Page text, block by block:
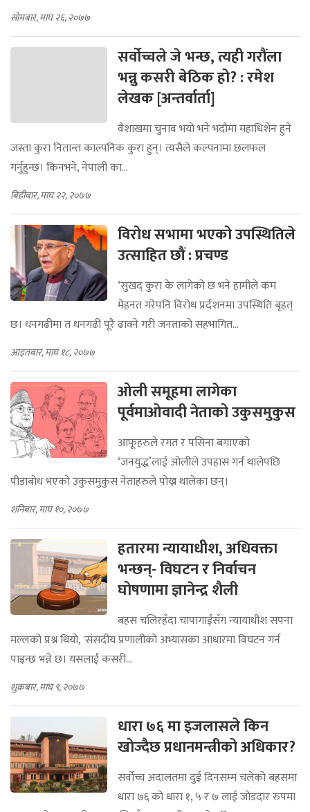
सोमबार, माघ २६, २०७७
सर्वोच्चले जे भन्छ, त्यही गरौंला
भन्नु कसरी बेठिक हो? : रमेश
लेखक [अन्तर्वार्ता]
वैशाखमा चुनाव भयो भने भदौमा महाधिशेन हुने
जस्ता कुरा नितान्त काल्पनिक कुरा हुन्। त्यसैले कल्पनामा छलफल
गर्नुहुन्छ। किनभने, नेपाली का...
बिहीबार, माघ २२, २०७७
विरोध सभामा भएको उपस्थितिले
उत्साहित छौं : प्रचण्ड
‘सुखद् कुरा के लागेको छ भने हामीले कम
मेहनत गरेपनि विरोध प्रर्दशनमा उपस्थिति बृहत्
छ। धनगढीमा त धनगढी पूरै ढाक्ने गरी जनताको सहभागित...
आइतबार, माघ १८, २०७७
ओली समूहमा लागेका
पूर्वमाओवादी नेताको उकुसमुकुस
आफूहरुले रगत र पसिना बगाएको
‘जनयुद्ध’लाई ओलीले उपहास गर्न थालेपछि
पीडाबोध भएको उकुसमुकुस नेताहरुले पोख्न थालेका छन्।
शनिबार, माघ १०, २०७७
हतारमा न्यायाधीश, अधिवक्ता
भन्छन्- विघटन र निर्वाचन
घोषणामा ज्ञानेन्द्र शैली
बहस चलिरहँदा चापागाईंसँग न्यायाधीश सपना
मल्लको प्रश्न थियो, 'संसदीय प्रणालीको अभ्यासका आधारमा विघटन गर्न
पाइन्छ भन्ने छ। यसलाई कसरी...
शुक्रबार, माघ ९, २०७७
धारा ७६ मा इजलासले किन
खोज्दैछ प्रधानमन्त्रीको अधिकार?
सर्वोच्च अदालतमा दुई दिनसम्म चलेको बहसमा
धारा ७६ को धारा १, ५ र ७ लाई जोडदार रुपमा